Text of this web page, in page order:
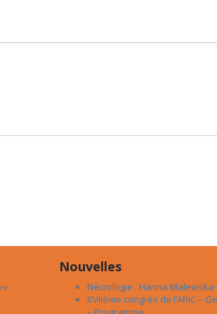
Nouvelles
Nécrologie : Hanna
XVIIème congrès de l’ARIC –